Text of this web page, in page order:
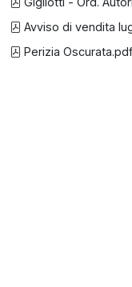
Avviso di vendita
Perizia Oscurata.pdf